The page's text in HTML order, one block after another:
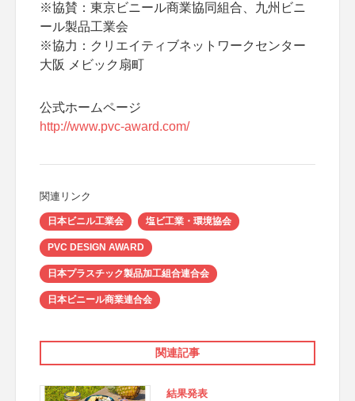
※協賛：東京ビニール商業協同組合、九州ビニ
ール製品工業会
※協力：クリエイティブネットワークセンター
大阪 メビック扇町
公式ホームページ
http://www.pvc-award.com/
関連リンク
日本ビニル工業会 塩ビ工業・環境協会
PVC DESIGN AWARD
日本プラスチック製品加工組合連合会
日本ビニール商業連合会
関連記事
結果発表